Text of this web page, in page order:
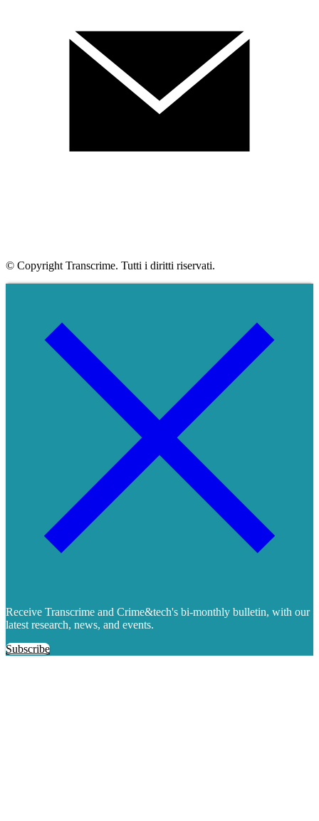
© Copyright Transcrime. Tutti i diritti riservati.
Receive Transcrime and Crime&tech's bi-monthly bulletin, with our
latest research, news, and events.
Subscribe